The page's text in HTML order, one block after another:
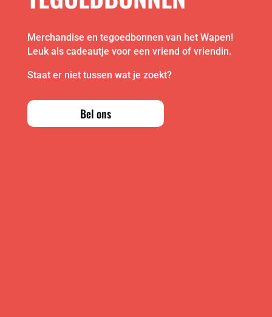
Merchandise en tegoedbonnen van het Wapen!
Leuk als cadeautje voor een vriend of vriendin.
Staat er niet tussen wat je zoekt?
Bel ons